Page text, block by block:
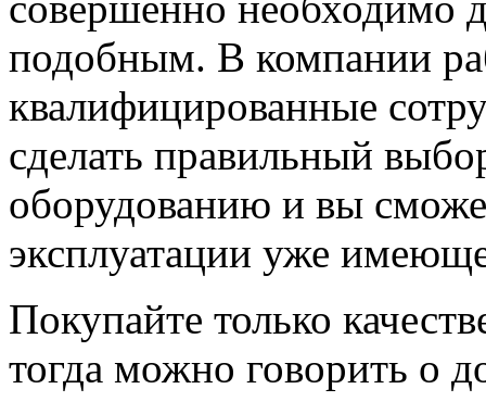
подобным. В компании
квалифицированные
сделать правильный
оборудованию и вы
эксплуатации уже
Покупайте только
тогда можно говорить о